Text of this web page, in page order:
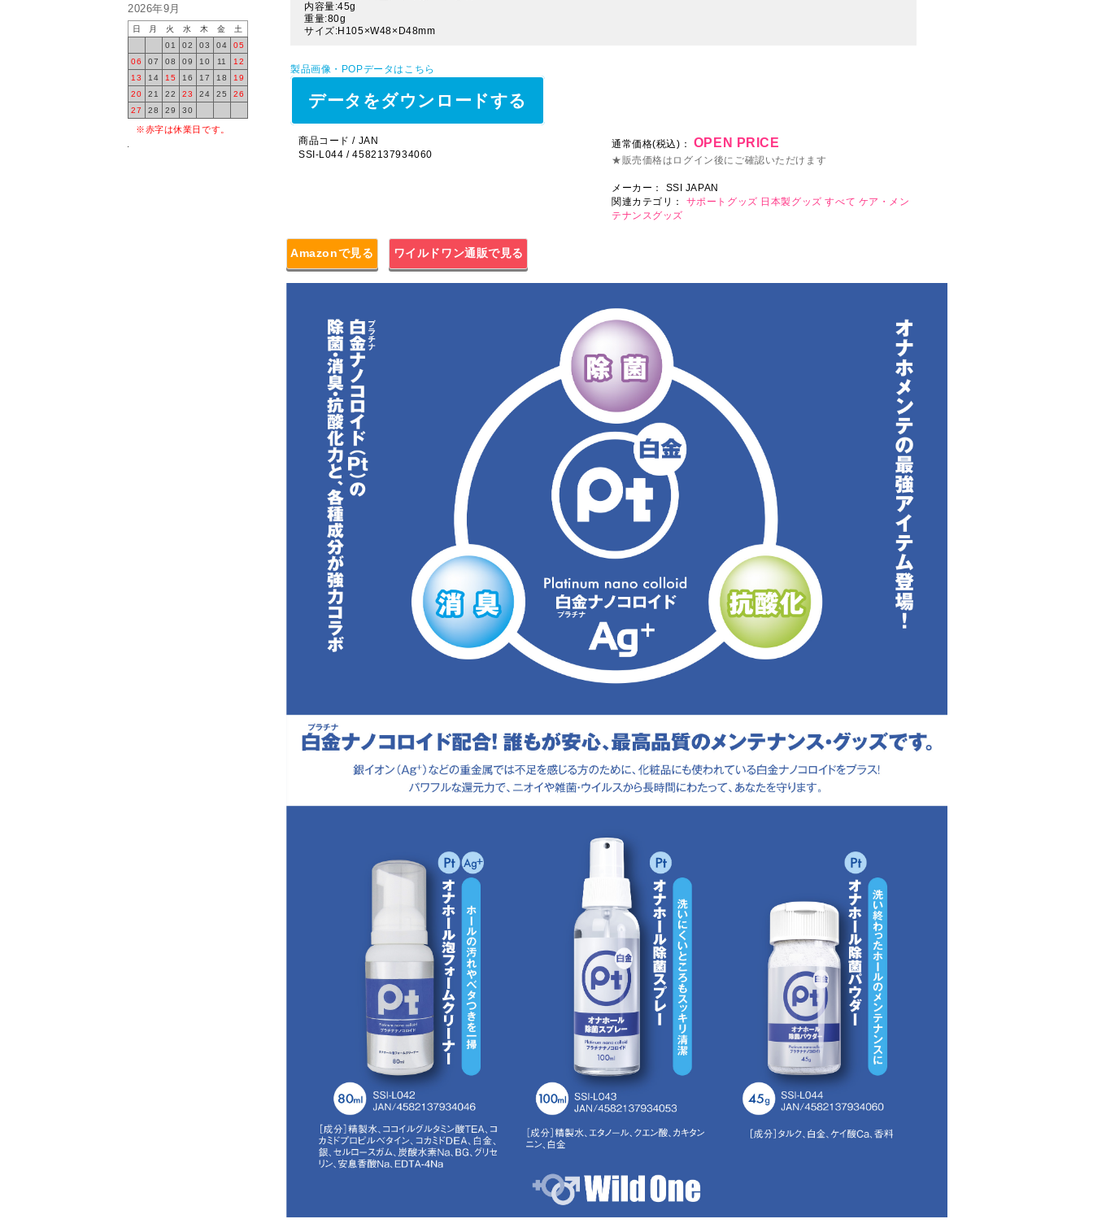
2026年9月
日 月 火 水 木 金
土
01
02 03 04
05
06
07 08 09 10 11
12
13
14 15 16 17 18
19
20
21 22 23 24 25
26
27
28 29 30
※赤字は休業日です。
内容量:45g
重量:80g
サイズ:H105×W48×D48mm
製品画像・POPデータはこちら
データをダウンロードする
商品コード / JAN
SSI-L044 / 4582137934060
通常価格(税込)： OPEN PRICE
★販売価格はログイン後にご確認いただけます
メーカー：
SSI JAPAN
関連カテゴリ： サポートグッズ 日本製グッズ すべて ケア・メン
テナンスグッズ
Amazonで見る ワイルドワン通販で見る